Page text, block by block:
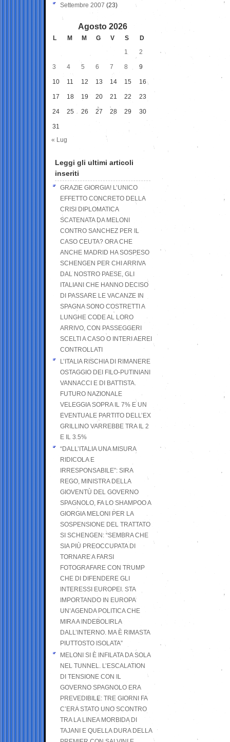
Settembre 2007 (23)
Agosto 2026
L M M G V S
D
1
2
3 4 5 6 7 8 9
10 11 12 13 14 15 16
17 18 19 20 21 22 23
24 25 26 27 28 29 30
31
« Lug
Leggi gli ultimi articoli
inseriti
GRAZIE GIORGIA! L’UNICO
EFFETTO CONCRETO DELLA
CRISI DIPLOMATICA
SCATENATA DA MELONI
CONTRO SANCHEZ PER IL
CASO CEUTA? ORA CHE
ANCHE MADRID HA SOSPESO
SCHENGEN PER CHI ARRIVA
DAL NOSTRO PAESE, GLI
ITALIANI CHE HANNO DECISO
DI PASSARE LE VACANZE IN
SPAGNA SONO COSTRETTI A
LUNGHE CODE AL LORO
ARRIVO, CON PASSEGGERI
SCELTI A CASO O INTERI AEREI
CONTROLLATI
L’ITALIA RISCHIA DI RIMANERE
OSTAGGIO DEI FILO-PUTINIANI
VANNACCI E DI BATTISTA.
FUTURO NAZIONALE
VELEGGIA SOPRA IL 7% E UN
EVENTUALE PARTITO DELL’EX
GRILLINO VARREBBE TRA IL 2
E IL 3.5%
“DALL’ITALIA UNA MISURA
RIDICOLA E
IRRESPONSABILE”: SIRA
REGO, MINISTRA DELLA
GIOVENTÙ DEL GOVERNO
SPAGNOLO, FA LO SHAMPOO A
GIORGIA MELONI PER LA
SOSPENSIONE DEL TRATTATO
SI SCHENGEN: “SEMBRA CHE
SIA PIÙ PREOCCUPATA DI
TORNARE A FARSI
FOTOGRAFARE CON TRUMP
CHE DI DIFENDERE GLI
INTERESSI EUROPEI. STA
IMPORTANDO IN EUROPA
UN’AGENDA POLITICA CHE
MIRA A INDEBOLIRLA
DALL’INTERNO. MA È RIMASTA
PIUTTOSTO ISOLATA”
MELONI SI È INFILATA DA SOLA
NEL TUNNEL. L’ESCALATION
DI TENSIONE CON IL
GOVERNO SPAGNOLO ERA
PREVEDIBILE: TRE GIORNI FA
C’ERA STATO UNO SCONTRO
TRA LA LINEA MORBIDA DI
TAJANI E QUELLA DURA DELLA